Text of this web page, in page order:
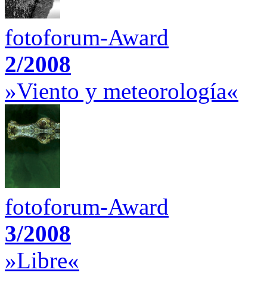
fotoforum-Award
2/2008
»Viento y meteorología«
fotoforum-Award
3/2008
»Libre«